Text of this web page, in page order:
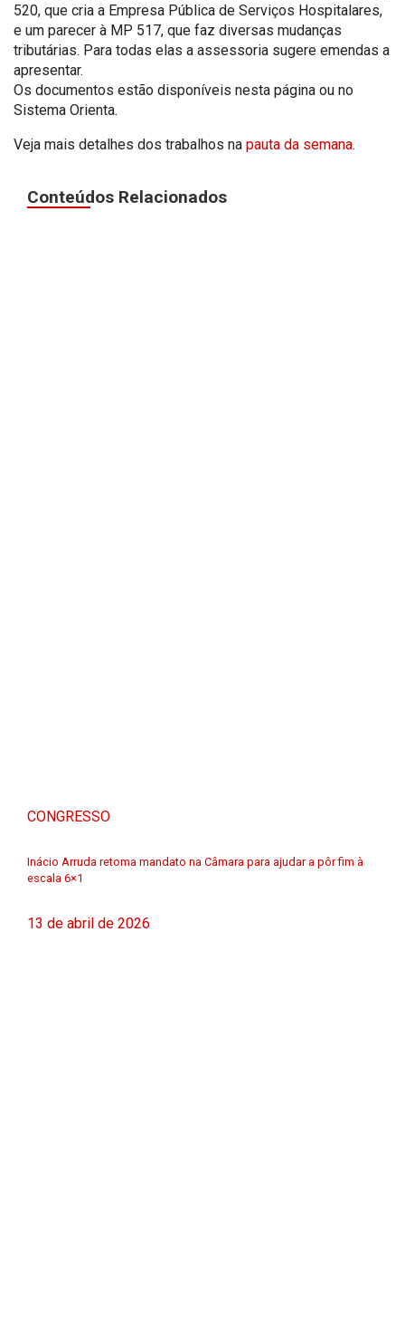
520, que cria a Empresa Pública de Serviços Hospitalares,
e um parecer à MP 517, que faz diversas mudanças
tributárias. Para todas elas a assessoria sugere emendas a
apresentar.
Os documentos estão disponíveis nesta página ou no
Sistema Orienta.
Veja mais detalhes dos trabalhos na pauta da semana.
Conteúdos Relacionados
CONGRESSO
Inácio Arruda retoma mandato na Câmara para ajudar a pôr fim à
escala 6×1
13 de abril de 2026